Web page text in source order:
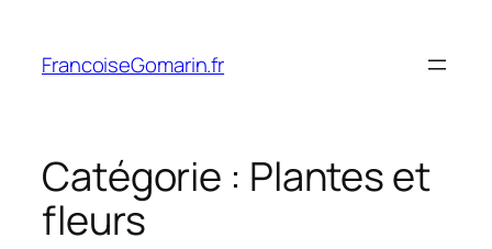
contenu
FrancoiseGomarin.fr
Catégorie : Plantes et
fleurs